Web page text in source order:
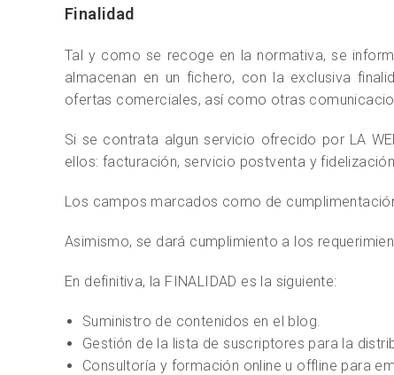
Finalidad
Tal y como se recoge en la normativa, se
almacenan en un fichero, con la exclusiva
ofertas comerciales, así como otras
Si se contrata algun servicio ofrecido por LA
ellos: facturación, servicio postventa y
Los campos marcados como de
Asimismo, se dará cumplimiento a los
En definitiva, la FINALIDAD es la siguiente:
Suministro de contenidos en el blog.
Gestión de la lista de suscriptores para la
Consultoría y formación online u offline para